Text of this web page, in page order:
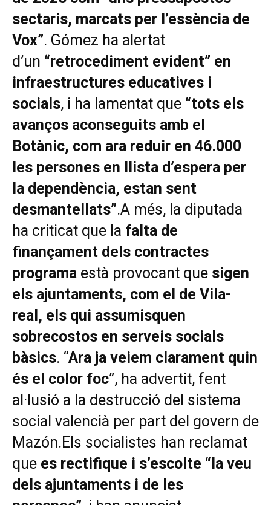
sectaris, marcats per l’essència de
Vox”. Gómez ha alertat
d’un “retrocediment evident” en
infraestructures educatives i
socials, i ha lamentat que “tots els
avanços aconseguits amb el
Botànic, com ara reduir en 46.000
les persones en llista d’espera per
la dependència, estan sent
desmantellats”.A més, la diputada
ha criticat que la falta de
finançament dels contractes
programa està provocant que sigen
els ajuntaments, com el de Vila-
real, els qui assumisquen
sobrecostos en serveis socials
bàsics. “Ara ja veiem clarament quin
és el color foc”, ha advertit, fent
al·lusió a la destrucció del sistema
social valencià per part del govern de
Mazón.Els socialistes han reclamat
que es rectifique i s’escolte “la veu
dels ajuntaments i de les